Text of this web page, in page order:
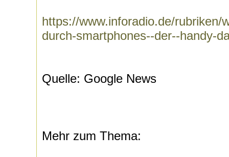
https://www.inforadio.de/rubriken/
durch-smartphones--der--handy-
Quelle: Google News
Mehr zum Thema: